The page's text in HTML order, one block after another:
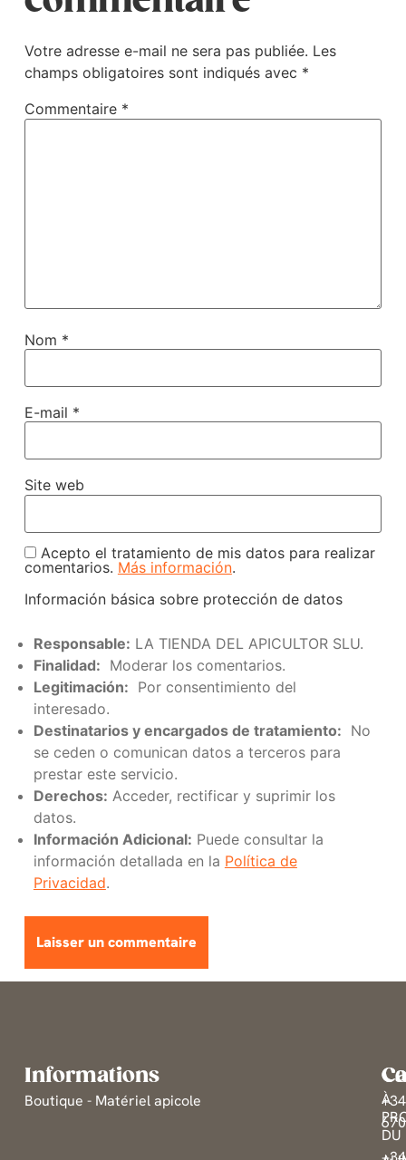
Votre adresse e-mail ne sera pas publiée. Les
champs obligatoires sont indiqués avec *
Commentaire *
Nom *
E-mail *
Site web
Acepto el tratamiento de mis datos para realizar
comentarios. Más información.
Información básica sobre protección de datos
Responsable: LA TIENDA DEL APICULTOR SLU.
Finalidad: Moderar los comentarios.
Legitimación: Por consentimiento del
interesado.
Destinatarios y encargados de tratamiento: No
se ceden o comunican datos a terceros para
prestar este servicio.
Derechos: Acceder, rectificar y suprimir los
datos.
Información Adicional: Puede consultar la
información detallada en la Política de
Privacidad.
À
DU
Informations
Boutique - Matériel apicole
+34